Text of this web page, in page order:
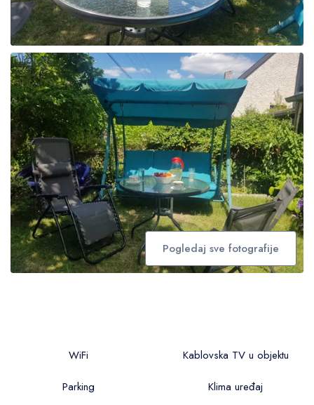
Pogledaj sve fotografije
WiFi Kablovska TV u objektu
Parking Klima uređaj